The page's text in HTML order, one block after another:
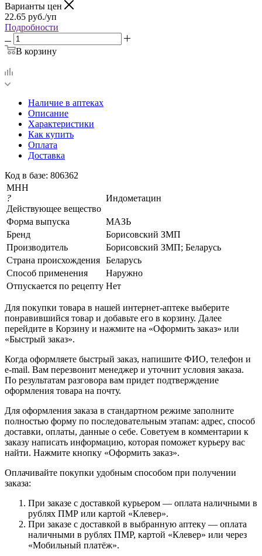
Варианты цен
22.65 руб./уп
Подробности
В корзину
Наличие в аптеках
Описание
Характеристики
Как купить
Оплата
Доставка
Код в базе: 806362
МНН
?
Действующее вещество
Индометацин
Форма выпуска
МАЗЬ
Бренд
Борисовский ЗМП
Производитель
Борисовский ЗМП; Беларусь
Страна происхождения Беларусь
Способ применения
Наружно
Отпускается по рецепту Нет
Для покупки товара в нашей интернет-аптеке выберите
понравившийся товар и добавьте его в корзину. Далее
перейдите в Корзину и нажмите на «Оформить заказ» или
«Быстрый заказ».
Когда оформляете быстрый заказ, напишите ФИО, телефон и
e-mail. Вам перезвонит менеджер и уточнит условия заказа.
По результатам разговора вам придет подтверждение
оформления товара на почту.
Для оформления заказа в стандартном режиме заполните
полностью форму по последовательным этапам: адрес, способ
доставки, оплаты, данные о себе. Советуем в комментарии к
заказу написать информацию, которая поможет курьеру вас
найти. Нажмите кнопку «Оформить заказ».
Оплачивайте покупки удобным способом при получении
заказа:
При заказе с доставкой курьером — оплата наличными в
рублях ПМР или картой «Клевер».
При заказе с доставкой в выбранную аптеку — оплата
наличными в рублях ПМР, картой «Клевер» или через
«Мобильный платёж».